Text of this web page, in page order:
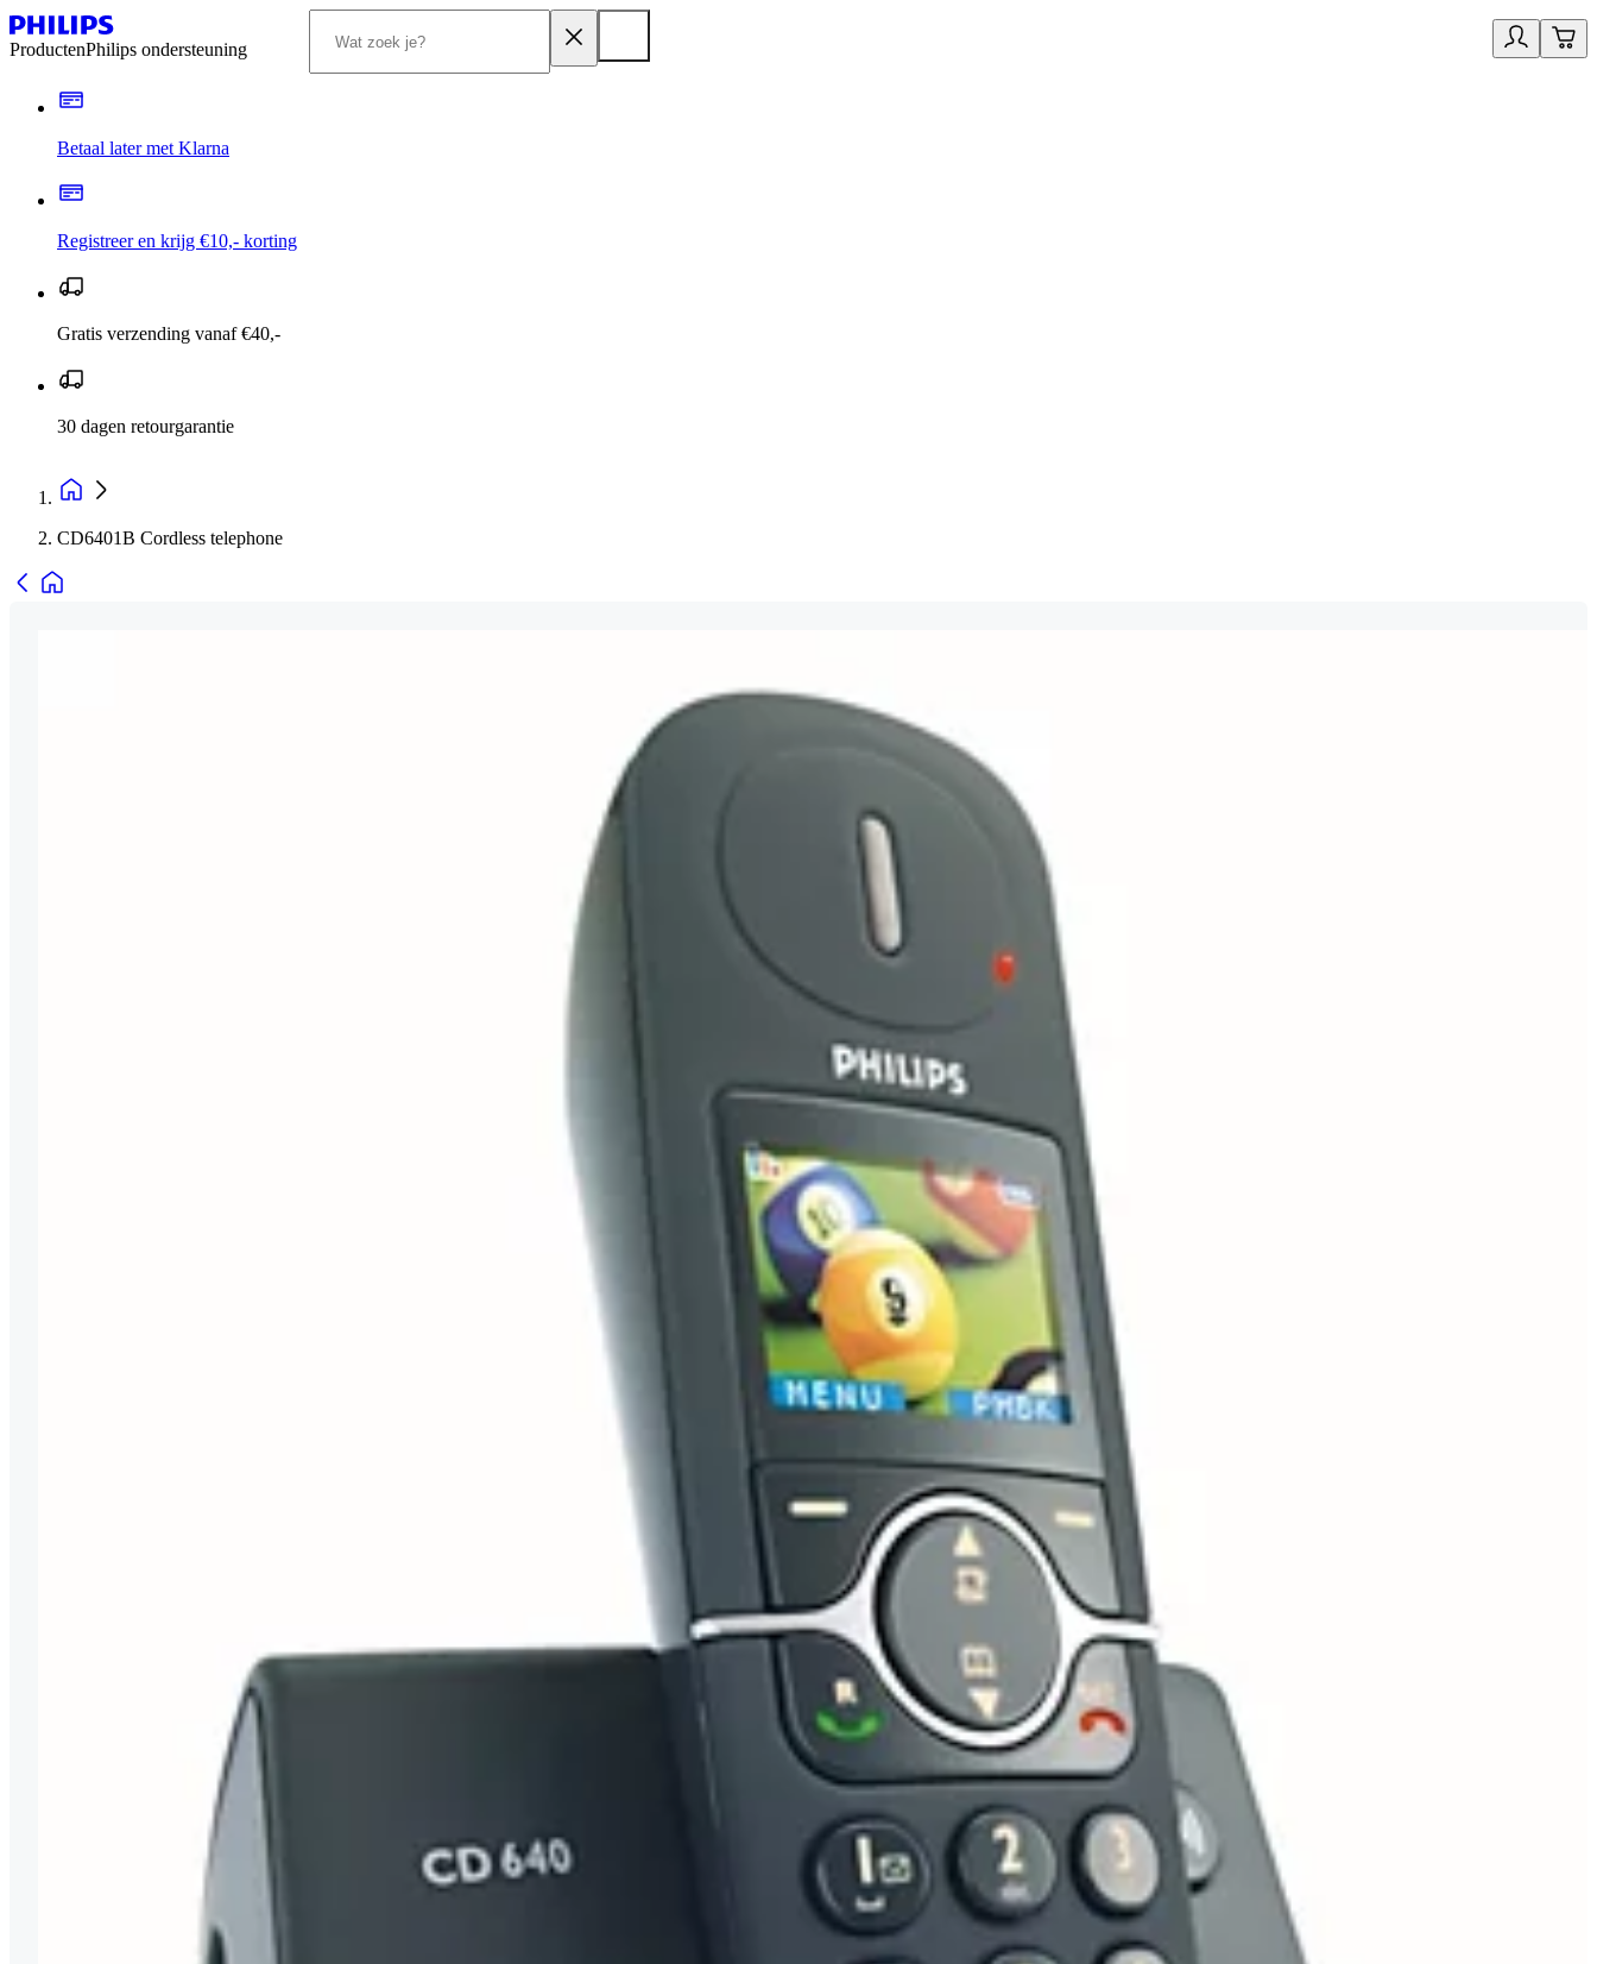
ProductenPhilips ondersteuning
Betaal later met Klarna
Registreer en krijg €10,- korting
Gratis verzending vanaf €40,-
30 dagen retourgarantie
CD6401B Cordless telephone